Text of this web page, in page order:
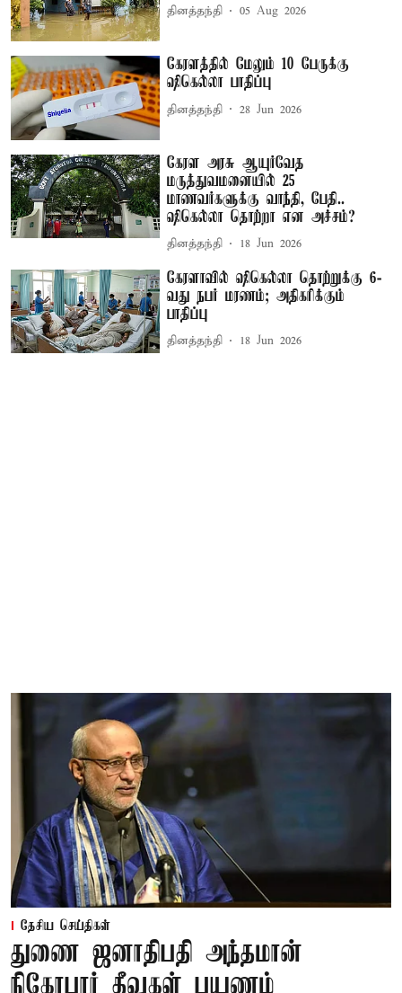
தினத்தந்தி 05 Aug 2026
கேரளத்தில் மேலும் 10 பேருக்கு
ஷிகெல்லா பாதிப்பு
தினத்தந்தி 28 Jun 2026
கேரள அரசு ஆயுர்வேத
மருத்துவமனையில் 25
மாணவர்களுக்கு வாந்தி, பேதி..
ஷிகெல்லா தொற்றா என அச்சம்?
தினத்தந்தி 18 Jun 2026
கேரளாவில் ஷிகெல்லா தொற்றுக்கு 6-
வது நபர் மரணம்; அதிகரிக்கும்
பாதிப்பு
தினத்தந்தி 18 Jun 2026
தேசிய செய்திகள்
துணை ஜனாதிபதி அந்தமான்
நிகோபார் தீவுகள் பயணம்